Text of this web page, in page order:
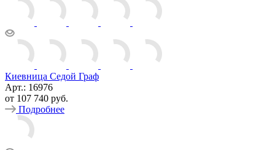
Киевница Седой Граф
Арт.: 16976
от 107 740 руб.
Подробнее